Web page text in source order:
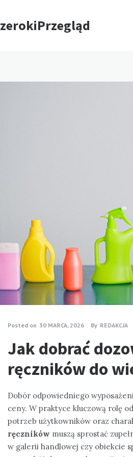
Posted on 30 MARCA, 2026 By REDAKCJA
Jak dobrać
ręczników do
Dobór odpowiedniego
ceny. W praktyce kluczową rolę
potrzeb użytkowników oraz
ręczników muszą sprostać
w galerii handlowej czy obiekcie